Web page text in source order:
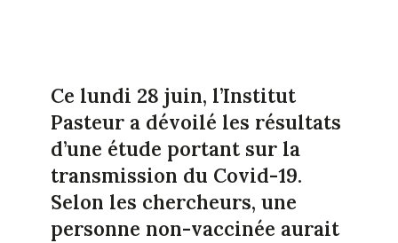
Ce lundi 28 juin, l’Institut
Pasteur a dévoilé les résultats
d’une étude portant sur la
transmission du Covid-19.
Selon les chercheurs, une
personne non-vaccinée aurait